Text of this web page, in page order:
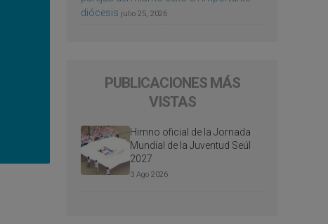
diócesis julio 25, 2026
PUBLICACIONES MÁS
VISTAS
Himno oficial de la Jornada
Mundial de la Juventud Seúl
2027
3 Ago 2026